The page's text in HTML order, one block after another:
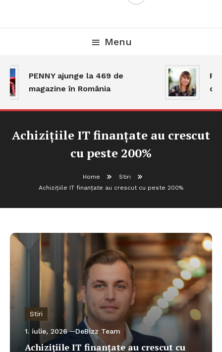
Menu
PENNY ajunge la 469 de
magazine în România
Achizițiile IT finanțate au crescut
cu peste 200%
Home
Stiri
Achizițiile IT finanțate au crescut cu peste 200%
Stiri
1. iulie, 2026 DeBizz Team
Achizițiile IT finanțate au crescut cu